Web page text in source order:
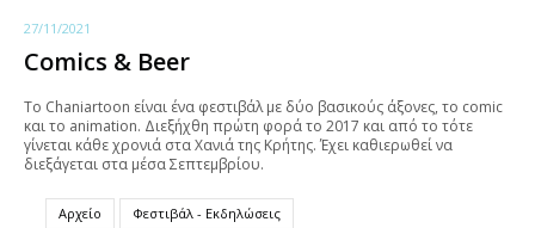
27/11/2021
Comics & Beer
To Chaniartoon είναι ένα φεστιβάλ με δύο βασικούς άξονες, το comic
και το animation. Διεξήχθη πρώτη φορά το 2017 και από το τότε
γίνεται κάθε χρονιά στα Χανιά της Κρήτης. Έχει καθιερωθεί να
διεξάγεται στα μέσα Σεπτεμβρίου.
Αρχείο Φεστιβάλ - Εκδηλώσεις